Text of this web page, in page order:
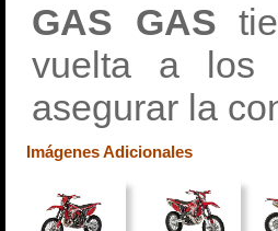
GAS GAS
vuelta a los
asegurar la
Imágenes Adicionales